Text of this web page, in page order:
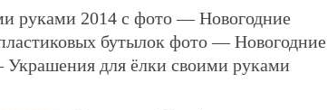
руками 2014 с фото — Новогодние
бутылок фото — Новогодние
для ёлки своими руками